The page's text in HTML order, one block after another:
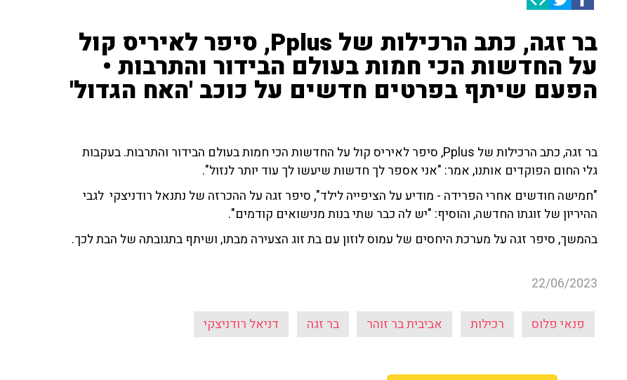
בר זגה, כתב הרכילות של Pplus, סיפר לאיריס קול
על החדשות הכי חמות בעולם הבידור והתרבות •
הפעם שיתף בפרטים חדשים על כוכב 'האח הגדול'
בר זגה, כתב הרכילות של Pplus, סיפר לאיריס קול על החדשות הכי חמות בעולם הבידור והתרבות. בעקבות
גלי החום הפוקדים אותנו, אמר: "אני אספר לך חדשות שיעשו לך עוד יותר לנזול".
"חמישה חודשים אחרי הפרידה - מודיע על הציפייה לילד", סיפר זגה על ההכרזה של נתנאל רודניצקי לגבי
ההיריון של זוגתו החדשה, והוסיף: "יש לה כבר שתי בנות מנישואים קודמים".
בהמשך, סיפר זגה על מערכת היחסים של עמוס לוזון עם בת זוג הצעירה מבתו, ושיתף בתגובתה של הבת לכך.
22/06/2023
פנאי פלוס רכילות אביבית בר זוהר בר זגה דניאל רודניצקי